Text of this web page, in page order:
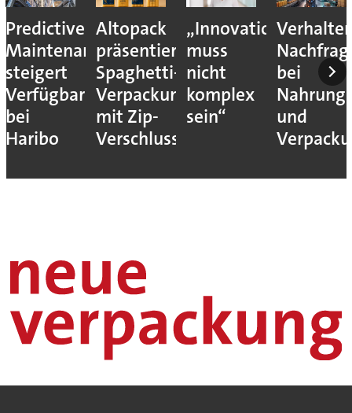
Predictive
Maintenance
steigert
Verfügbarkeit
bei
Haribo
Altopack
präsentiert
Spaghetti-
Verpackung
mit Zip-
Verschluss
„Innovation
muss
nicht
komplex
sein“
bei
und